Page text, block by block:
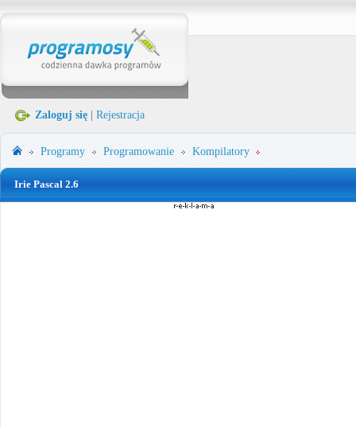
Zaloguj się Rejestracja
Programy Programowanie Kompilatory
Irie Pascal 2.6